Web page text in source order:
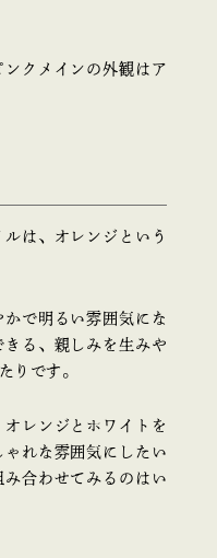
クメインの外観はア
は、オレンジという
で明るい雰囲気にな
きる、親しみを生みや
りです。
オレンジとホワイトを
れな雰囲気にしたい
合わせてみるのはい